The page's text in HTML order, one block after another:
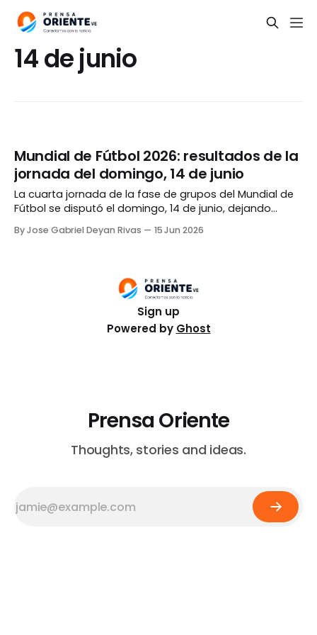
14 de junio
Mundial de Fútbol 2026: resultados de la
jornada del domingo, 14 de junio
La cuarta jornada de la fase de grupos del Mundial de
Fútbol se disputó el domingo, 14 de junio, dejando
sorpresas entre los aficionados. Los partidos acabaron
By Jose Gabriel Deyan Rivas 15 Jun 2026
Sign up
Powered by Ghost
Prensa Oriente
Thoughts, stories and ideas.